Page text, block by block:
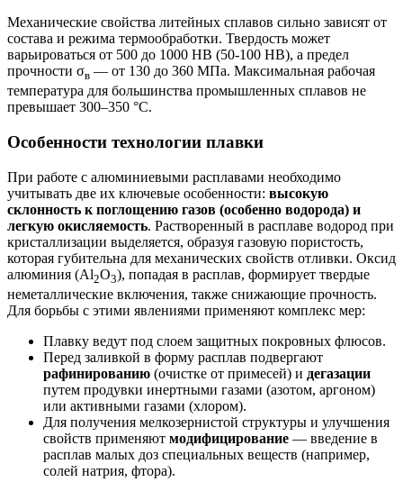
Механические свойства литейных сплавов сильно зависят от
состава и режима термообработки. Твердость может
варьироваться от 500 до 1000 НВ (50-100 HB), а предел
прочности σв — от 130 до 360 МПа. Максимальная рабочая
температура для большинства промышленных сплавов не
превышает 300–350 °С.
Особенности технологии плавки
При работе с алюминиевыми расплавами необходимо
учитывать две их ключевые особенности: высокую
склонность к поглощению газов (особенно водорода) и
легкую окисляемость. Растворенный в расплаве водород при
кристаллизации выделяется, образуя газовую пористость,
которая губительна для механических свойств отливки. Оксид
алюминия (Al2O3), попадая в расплав, формирует твердые
неметаллические включения, также снижающие прочность.
Для борьбы с этими явлениями применяют комплекс мер:
Плавку ведут под слоем защитных покровных флюсов.
Перед заливкой в форму расплав подвергают
рафинированию (очистке от примесей) и дегазации
путем продувки инертными газами (азотом, аргоном)
или активными газами (хлором).
Для получения мелкозернистой структуры и улучшения
свойств применяют модифицирование — введение в
расплав малых доз специальных веществ (например,
солей натрия, фтора).